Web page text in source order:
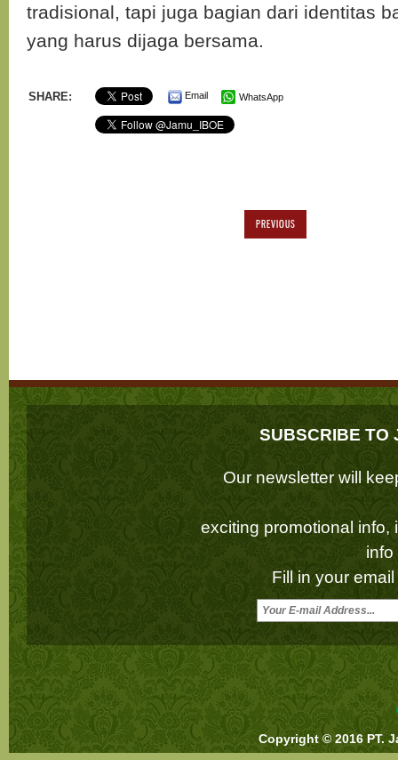
tradisional, tapi juga bagian dari identitas
yang harus dijaga bersama.
SHARE: Email WhatsApp
PREVIOUS
SUBSCRIBE TO
Our newsletter will
exciting promotional info,
info
Fill in your
Copyright © 2016 PT.